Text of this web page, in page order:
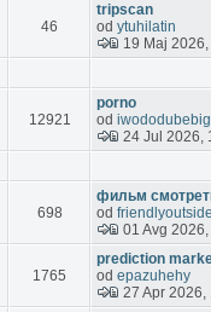
46
tripscan
od ytuhilatin
19 Maj
12921
porno
od iwododubebig
24 Jul 2026,
698
фильм
od friendlyoutside
01 Avg
1765
prediction
od epazuhehy
27 Apr 2026,